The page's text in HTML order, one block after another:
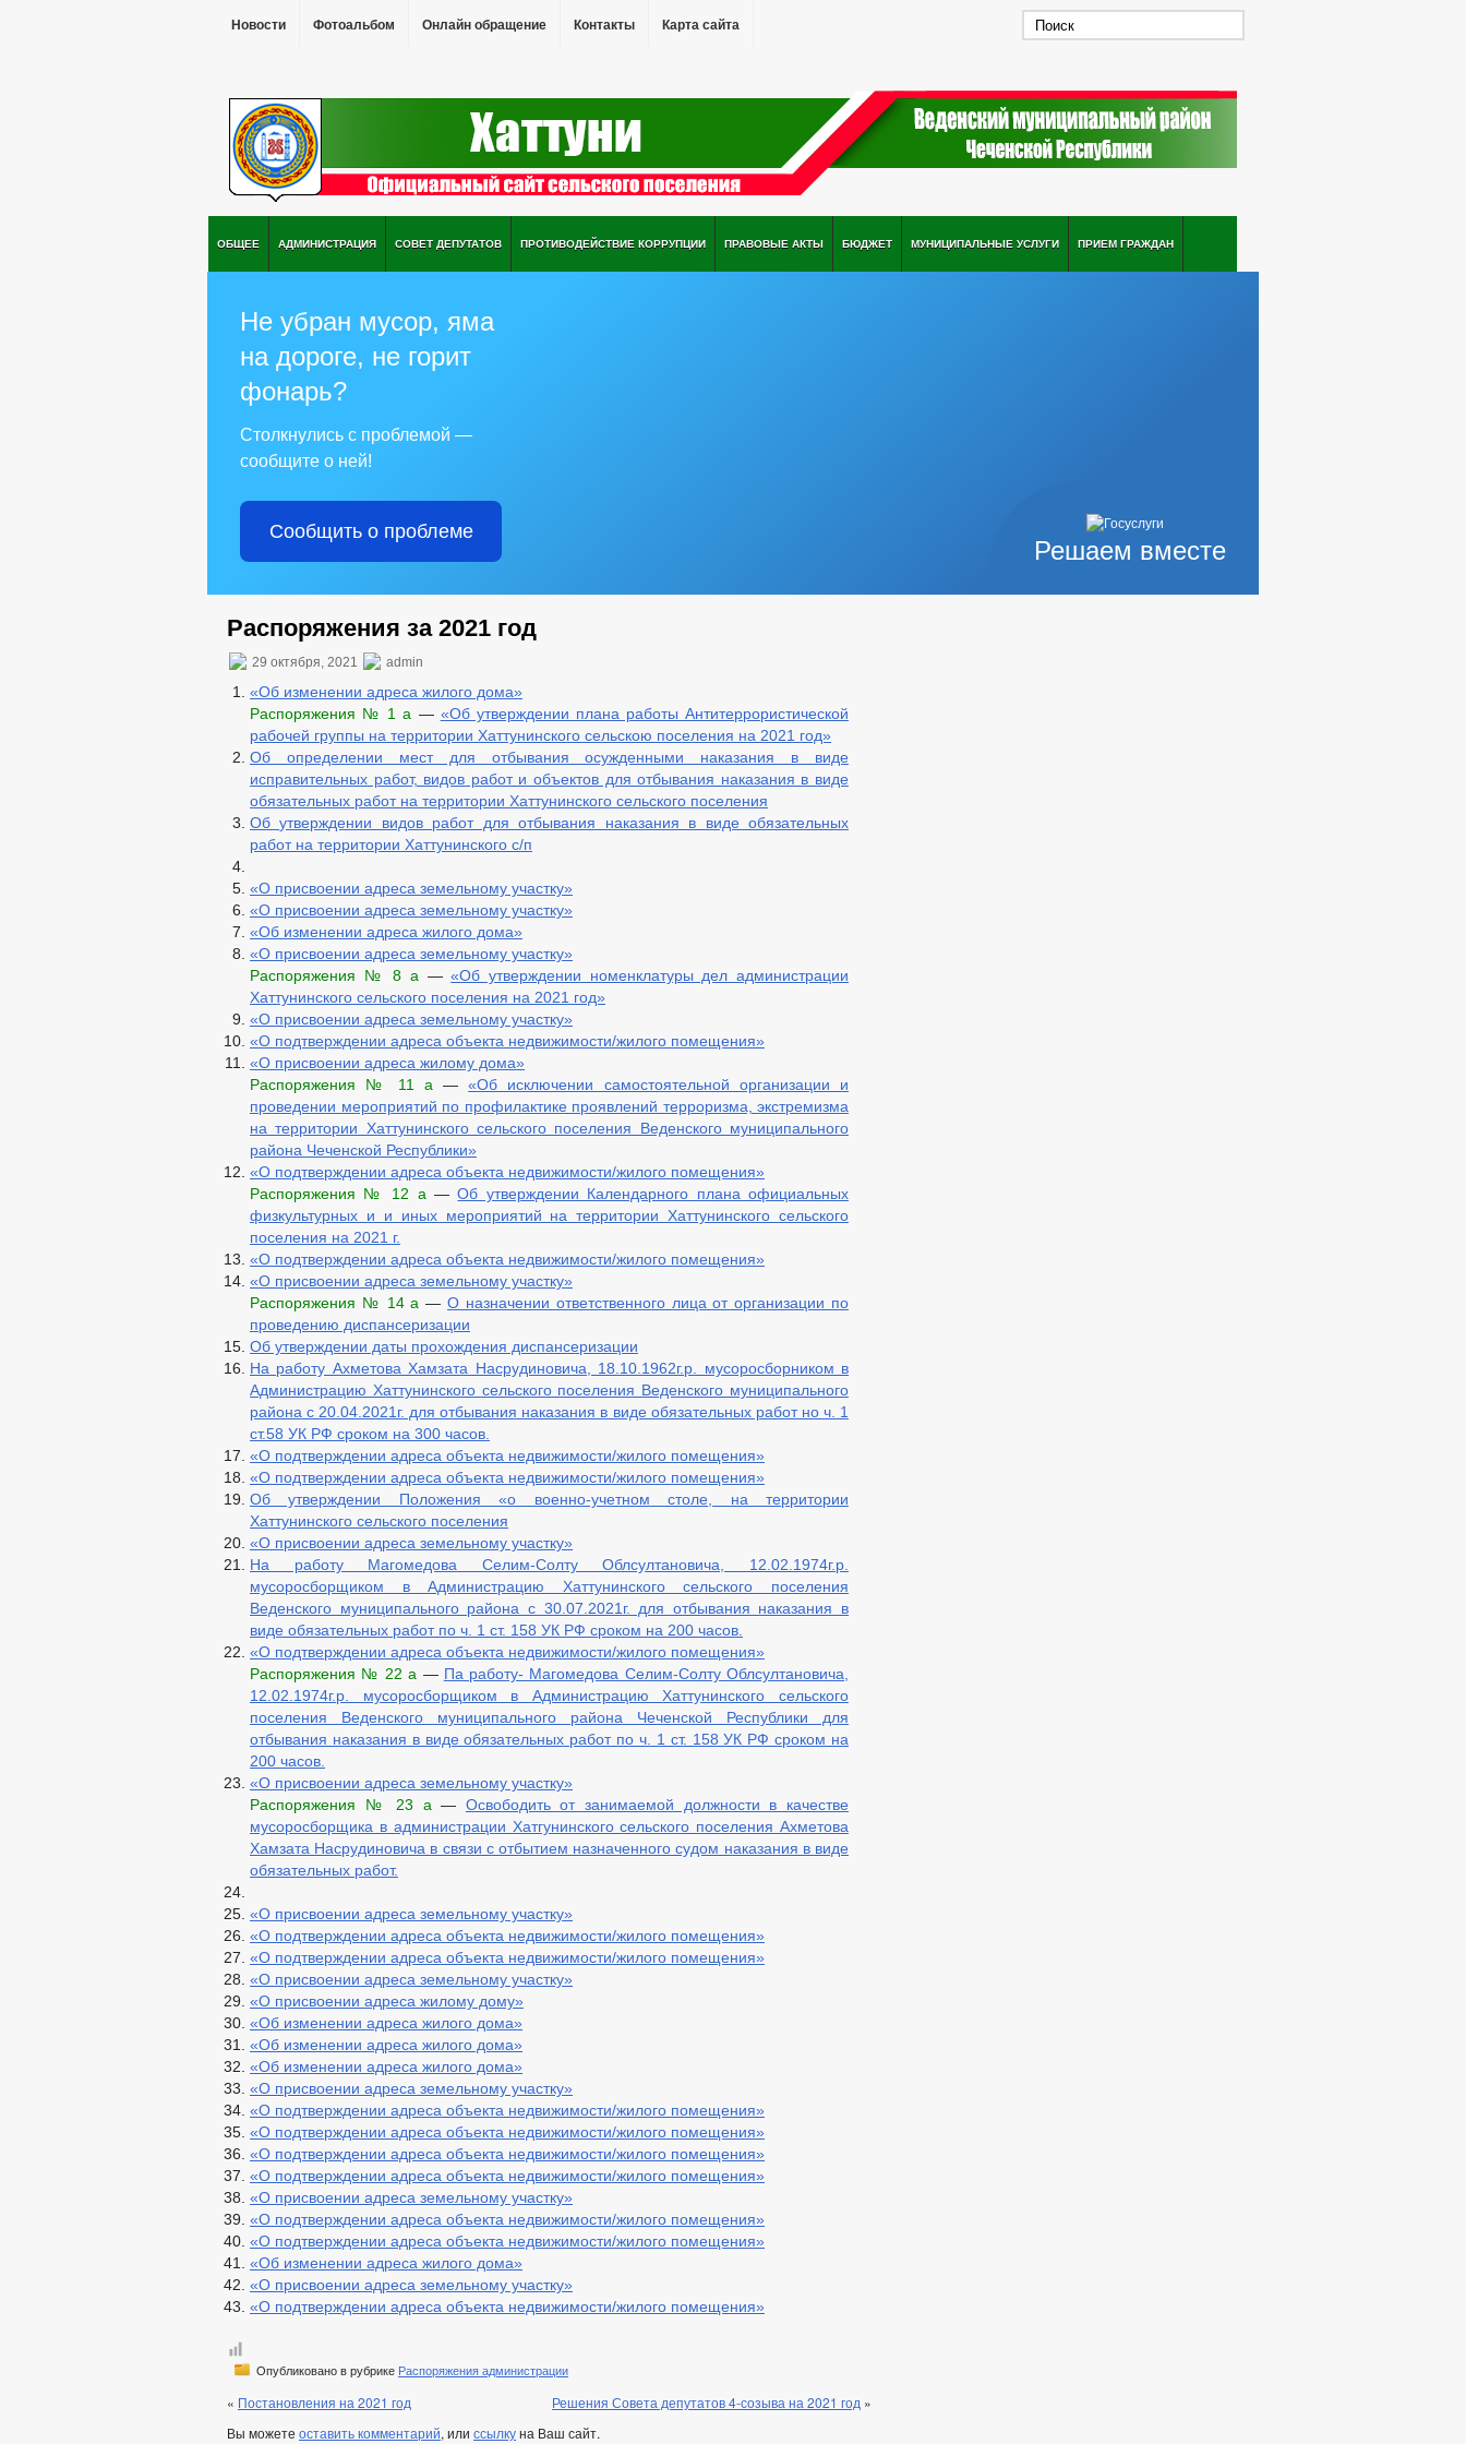
Новости Фотоальбом Онлайн обращение Контакты Карта сайта
ОБЩЕЕ АДМИНИСТРАЦИЯ СОВЕТ ДЕПУТАТОВ ПРОТИВОДЕЙСТВИЕ КОРРУПЦИИ ПРАВОВЫЕ АКТЫ БЮДЖЕТ МУНИЦИПАЛЬНЫЕ УСЛУГИ ПРИЕМ ГРАЖДАН
Решаем вместе
Не убран мусор, яма
на дороге, не горит
фонарь?
Столкнулись с проблемой —
сообщите о ней!
Сообщить о проблеме
Распоряжения за 2021 год
29 октября, 2021 admin
«Об изменении адреса жилого дома»
Распоряжения № 1 а — «Об утверждении плана работы Антитеррористической
рабочей группы на территории Хаттунинского сельскою поселения на 2021 год»
Об определении мест для отбывания осужденными наказания в виде
исправительных работ, видов работ и объектов для отбывания наказания в виде
обязательных работ на территории Хаттунинского сельского поселения
Об утверждении видов работ для отбывания наказания в виде обязательных
работ на территории Хаттунинского с/п
«О присвоении адреса земельному участку»
«О присвоении адреса земельному участку»
«Об изменении адреса жилого дома»
«О присвоении адреса земельному участку»
Распоряжения № 8 а —«Об утверждении номенклатуры дел администрации
Хаттунинского сельского поселения на 2021 год»
«О присвоении адреса земельному участку»
«О подтверждении адреса объекта недвижимости/жилого помещения»
«О присвоении адреса жилому дома»
Распоряжения № 11 а —«Об исключении самостоятельной организации и
проведении мероприятий по профилактике проявлений терроризма, экстремизма
на территории Хаттунинского сельского поселения Веденского муниципального
района Чеченской Республики»
«О подтверждении адреса объекта недвижимости/жилого помещения»
Распоряжения № 12 а —Об утверждении Календарного плана официальных
физкультурных и и иных мероприятий на территории Хаттунинского сельского
поселения на 2021 г.
«О подтверждении адреса объекта недвижимости/жилого помещения»
«О присвоении адреса земельному участку»
Распоряжения № 14 а —О назначении ответственного лица от организации по
проведению диспансеризации
Oб yтверждении даты прохождения диспансеризации
На работу Ахметова Хамзата Насрудиновича, 18.10.1962г.р. мусоросборником в
Администрацию Хаттунинского сельского поселения Веденского муниципального
района с 20.04.2021г. для отбывания наказания в виде обязательных работ но ч. 1
ст.58 УК РФ сроком на 300 часов.
«О подтверждении адреса объекта недвижимости/жилого помещения»
«О подтверждении адреса объекта недвижимости/жилого помещения»
Об утверждении Положения «о военно-учетном столе, на территории
Хаттунинского сельского поселения
«О присвоении адреса земельному участку»
На работу Магомедова Селим-Солту Облсултановича, 12.02.1974г.р.
мусоросборщиком в Администрацию Хаттунинского сельского поселения
Веденского муниципального района с 30.07.2021г. для отбывания наказания в
виде обязательных работ по ч. 1 ст. 158 УК РФ сроком на 200 часов.
«О подтверждении адреса объекта недвижимости/жилого помещения»
Распоряжения № 22 а — Па работу- Магомедова Селим-Солту Облсултановича,
12.02.1974г.р. мусоросборщиком в Администрацию Хаттунинского сельского
поселения Веденского муниципального района Чеченской Республики для
отбывания наказания в виде обязательных работ по ч. 1 ст. 158 УК РФ сроком на
200 часов.
«О присвоении адреса земельному участку»
Распоряжения № 23 а — Освободить от занимаемой должности в качестве
мусоросборщика в администрации Хатгунинского сельского поселения Ахметова
Хамзата Насрудиновича в связи с отбытием назначенного судом наказания в виде
обязательных работ.
«О присвоении адреса земельному участку»
«О подтверждении адреса объекта недвижимости/жилого помещения»
«О подтверждении адреса объекта недвижимости/жилого помещения»
«О присвоении адреса земельному участку»
«О присвоении адреса жилому дому»
«Об изменении адреса жилого дома»
«Об изменении адреса жилого дома»
«Об изменении адреса жилого дома»
«О присвоении адреса земельному участку»
«О подтверждении адреса объекта недвижимости/жилого помещения»
«О подтверждении адреса объекта недвижимости/жилого помещения»
«О подтверждении адреса объекта недвижимости/жилого помещения»
«О подтверждении адреса объекта недвижимости/жилого помещения»
«О присвоении адреса земельному участку»
«О подтверждении адреса объекта недвижимости/жилого помещения»
«О подтверждении адреса объекта недвижимости/жилого помещения»
«Об изменении адреса жилого дома»
«О присвоении адреса земельному участку»
«О подтверждении адреса объекта недвижимости/жилого помещения»
Опубликовано в рубрике Распоряжения администрации
« Постановления на 2021 год Решения Совета депутатов 4-созыва на 2021 год »
Вы можете оставить комментарий, или ссылкуна Ваш сайт.